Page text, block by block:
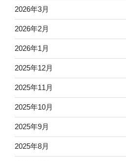
2026年3月
2026年2月
2026年1月
2025年12月
2025年11月
2025年10月
2025年9月
2025年8月